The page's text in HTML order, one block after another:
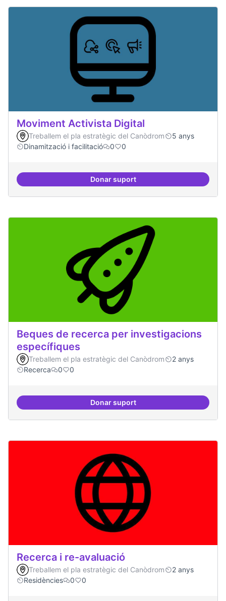
Moviment Activista Digital
Treballem el pla estratègic del Canòdrom
5 anys
Dinamització i facilitació
0 0
Donar suportMoviment Activista Digital
Beques de recerca per investigacions
específiques
Treballem el pla estratègic del Canòdrom
2 anys
Recerca
0 0
Donar suportBeques de recerca per
Recerca i re-avaluació
Treballem el pla estratègic del Canòdrom
2 anys
Residències
0 0